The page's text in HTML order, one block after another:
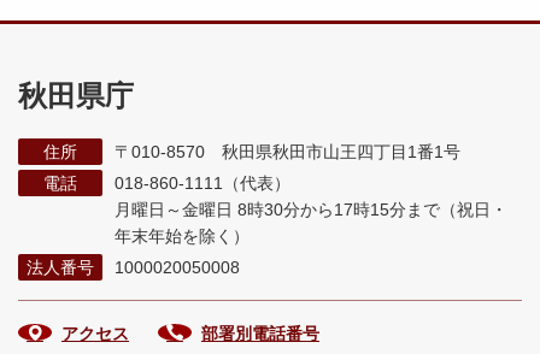
秋田県庁
住所
〒010-8570 秋田県秋田市山王四丁目1番1号
電話
018-860-1111（代表）
月曜日～金曜日 8時30分から17時15分まで （祝日・
年末年始を除く）
法人番号
1000020050008
アクセス 部署別電話番号